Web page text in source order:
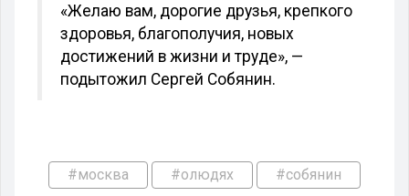
«Желаю вам, дорогие друзья, крепкого
здоровья, благополучия, новых
достижений в жизни и труде», —
подытожил Сергей Собянин.
#москва #олюдях #собянин